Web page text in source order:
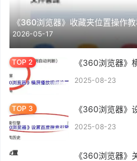
《360浏览器》收藏夹位置操作
2026-05-17
《360浏览器》
2025-08-23
《360浏览器》
2025-08-23
《360浏览器》